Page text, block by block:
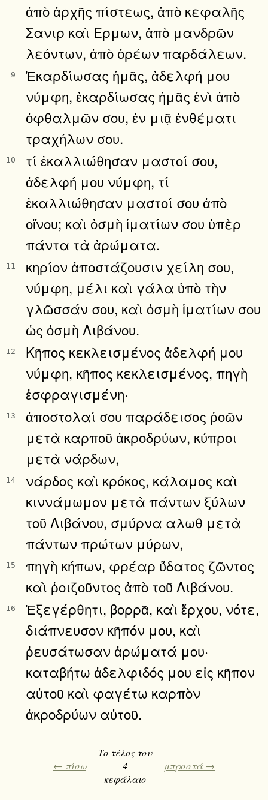
ἀπὸ ἀρχῆς πίστεως, ἀπὸ κεφαλῆς
Σανιρ καὶ Ερμων, ἀπὸ μανδρῶν
λεόντων, ἀπὸ ὀρέων παρδάλεων.
9
Ἐκαρδίωσας ἡμᾶς, ἀδελφή μου
νύμφη, ἐκαρδίωσας ἡμᾶς ἑνὶ ἀπὸ
ὀφθαλμῶν σου, ἐν μιᾷ ἐνθέματι
τραχήλων σου.
10
τί ἐκαλλιώθησαν μαστοί σου,
ἀδελφή μου νύμφη, τί
ἐκαλλιώθησαν μαστοί σου ἀπὸ
οἴνου; καὶ ὀσμὴ ἱματίων σου ὑπὲρ
πάντα τὰ ἀρώματα.
11
κηρίον ἀποστάζουσιν χείλη σου,
νύμφη, μέλι καὶ γάλα ὑπὸ τὴν
γλῶσσάν σου, καὶ ὀσμὴ ἱματίων σου
ὡς ὀσμὴ Λιβάνου.
12
Κῆπος κεκλεισμένος ἀδελφή μου
νύμφη, κῆπος κεκλεισμένος, πηγὴ
ἐσφραγισμένη·
13
ἀποστολαί σου παράδεισος ῥοῶν
μετὰ καρποῦ ἀκροδρύων, κύπροι
μετὰ νάρδων,
14
νάρδος καὶ κρόκος, κάλαμος καὶ
κιννάμωμον μετὰ πάντων ξύλων
τοῦ Λιβάνου, σμύρνα αλωθ μετὰ
πάντων πρώτων μύρων,
15
πηγὴ κήπων, φρέαρ ὕδατος ζῶντος
καὶ ῥοιζοῦντος ἀπὸ τοῦ Λιβάνου.
16
Ἐξεγέρθητι, βορρᾶ, καὶ ἔρχου, νότε,
διάπνευσον κῆπόν μου, καὶ
ῥευσάτωσαν ἀρώματά μου·
καταβήτω ἀδελφιδός μου εἰς κῆπον
αὐτοῦ καὶ φαγέτω καρπὸν
ἀκροδρύων αὐτοῦ.
← πίσω
Το τέλος του
4
κεφάλαιο
μπροστά →